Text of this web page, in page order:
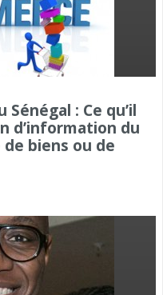
: Ce qu’il
d’information du
biens ou de